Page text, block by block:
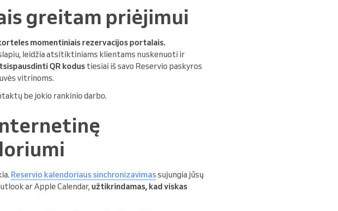
greitam priėjimui
momentiniais rezervacijos portalais.
leidžia atsitiktiniams klientams nuskenuoti ir
QR kodus tiesiai iš savo Reservio paskyros
vitrinoms.
be jokio rankinio darbo.
Reservio kalendoriaus sinchronizavimassujungia jūsų
ar Apple Calendar, užtikrindamas, kad viskas